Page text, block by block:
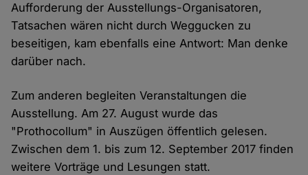
Aufforderung der Ausstellungs-Organisatoren,
Tatsachen wären nicht durch Weggucken zu
beseitigen, kam ebenfalls eine Antwort: Man denke
darüber nach.
Zum anderen begleiten Veranstaltungen die
Ausstellung. Am 27. August wurde das
"Prothocollum" in Auszügen öffentlich gelesen.
Zwischen dem 1. bis zum 12. September 2017 finden
weitere Vorträge und Lesungen statt.